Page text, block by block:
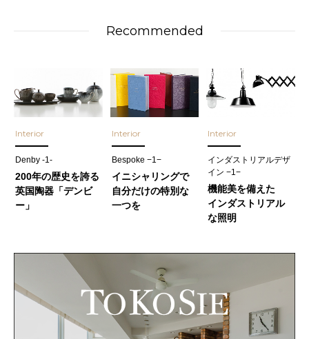
Recommended
Interior
Denby -1-
200年の歴史を誇る
英国陶器「デンビ
ー」
Interior
Bespoke −1−
イニシャリングで
自分だけの特別な
一つを
Interior
インダストリアルデザ
イン −1−
機能美を備えた
インダストリアル
な照明